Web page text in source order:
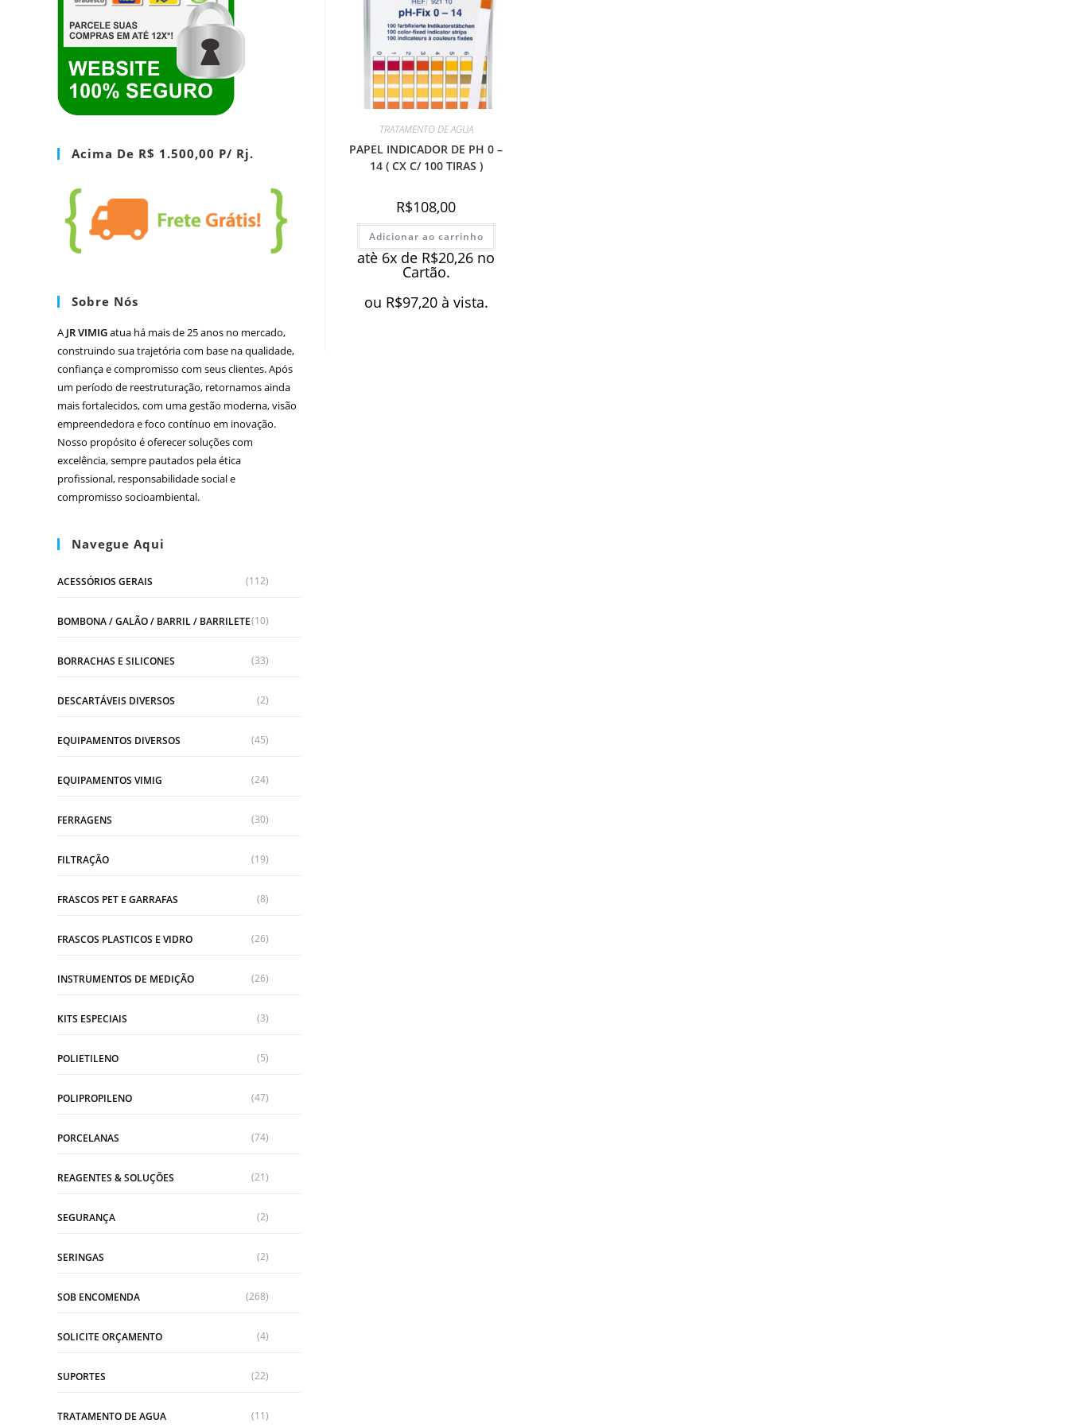
TRATAMENTO DE AGUA
PAPEL INDICADOR DE PH 0 –
14 ( CX C/ 100 TIRAS )
R$108,00
Adicionar ao carrinho
atè 6x de R$20,26 no
Cartão.
ou R$97,20 à vista.
Acima De R$ 1.500,00 P/ Rj.
Sobre Nós
A JR VIMIGatua há mais de 25 anos no mercado,
construindo sua trajetória com base na qualidade,
confiança e compromisso com seus clientes. Após
um período de reestruturação, retornamos ainda
mais fortalecidos, com uma gestão moderna, visão
empreendedora e foco contínuo em inovação.
Nosso propósito é oferecer soluções com
excelência, sempre pautados pela ética
profissional, responsabilidade social e
compromisso socioambiental.
Navegue Aqui
ACESSÓRIOS GERAIS (112)
BOMBONA / GALÃO / BARRIL / BARRILETE(10)
BORRACHAS E SILICONES (33)
DESCARTÁVEIS DIVERSOS (2)
EQUIPAMENTOS DIVERSOS (45)
EQUIPAMENTOS VIMIG (24)
FERRAGENS (30)
FILTRAÇÃO (19)
FRASCOS PET E GARRAFAS (8)
FRASCOS PLASTICOS E VIDRO (26)
INSTRUMENTOS DE MEDIÇÃO (26)
KITS ESPECIAIS (3)
POLIETILENO (5)
POLIPROPILENO (47)
PORCELANAS (74)
REAGENTES & SOLUÇÕES (21)
SEGURANÇA (2)
SERINGAS (2)
SOB ENCOMENDA (268)
SOLICITE ORÇAMENTO (4)
SUPORTES (22)
TRATAMENTO DE AGUA (11)